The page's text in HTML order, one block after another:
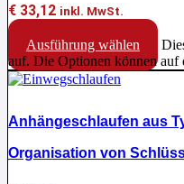
€ 33,12 inkl. MwSt.
Ausführung wählen
auf. Die Optionen können auf
Anhängeschlaufen aus
Organisation von